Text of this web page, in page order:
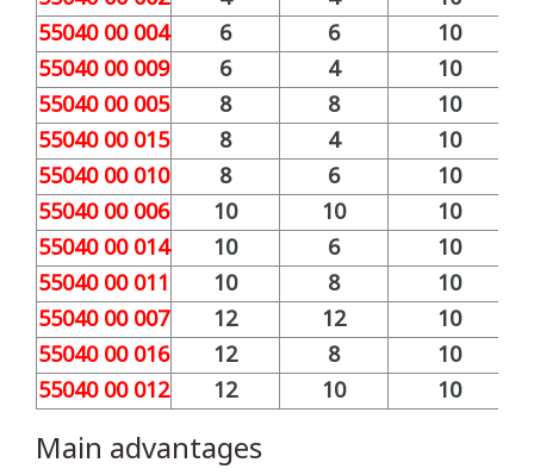
55040 00 004
6 6
10
55040 00 009
6 4
10
55040 00 005
8 8
10
55040 00 015
8 4
10
55040 00 010
8 6
10
55040 00 006
10 10
10
55040 00 014
10 6
10
55040 00 011
10 8
10
55040 00 007
12 12
10
55040 00 016
12 8
10
55040 00 012
12 10 10
Main advantages